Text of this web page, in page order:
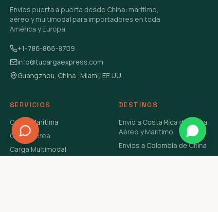
Envíos puerta a puerta desde China: marítimo,
aéreo y multimodal para importadores en toda
América y Europa.
+1-786-866-8709
info@tucargaexpress.com
Guangzhou, China · Miami, EE.UU.
SERVICIOS
Carga Marítima
Carga Aérea
Carga Multimodal
DESTINOS
Envío a Costa Rica de China
Aéreo y Marítimo
Envíos a Colombia de China